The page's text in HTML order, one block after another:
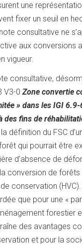
une
fixer un seuil en
consultative ne
aux conversions
vigueur.
consultative,
V3-0Zone convertie
» dans les IGI
des fins de
définition du FSC
forêt qui pourrait être
d’absence de
conversion de forêts
conservation
que pour une «
forestier
des avantages
et pour la